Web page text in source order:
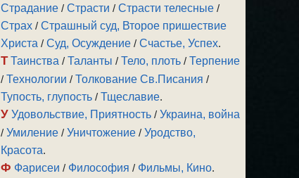
Страдание /Страсти /Страсти телесные /
Страх /Страшный суд, Второе пришествие
Христа /Суд, Осуждение /Счастье, Успех.
Т Таинства /Таланты /Тело, плоть /Терпение
/Технологии /Толкование Св.Писания /
Тупость, глупость /Тщеславие.
У Удовольствие, Приятность /Украина, война
/Умиление /Уничтожение /Уродство,
Красота.
Ф Фарисеи / Философия / Фильмы, Кино.